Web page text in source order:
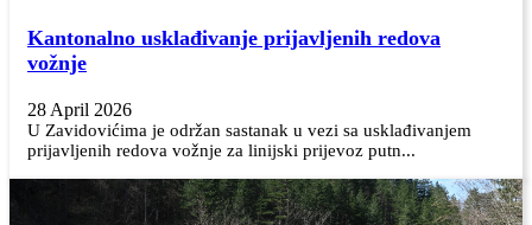
Kantonalno usklađivanje prijavljenih redova
vožnje
28 April 2026
U Zavidovićima je održan sastanak u vezi sa usklađivanjem
prijavljenih redova vožnje za linijski prijevoz putn...